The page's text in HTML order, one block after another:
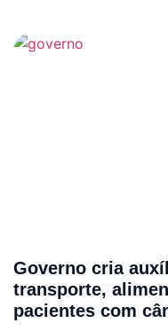
Governo cria
transporte,
pacientes com